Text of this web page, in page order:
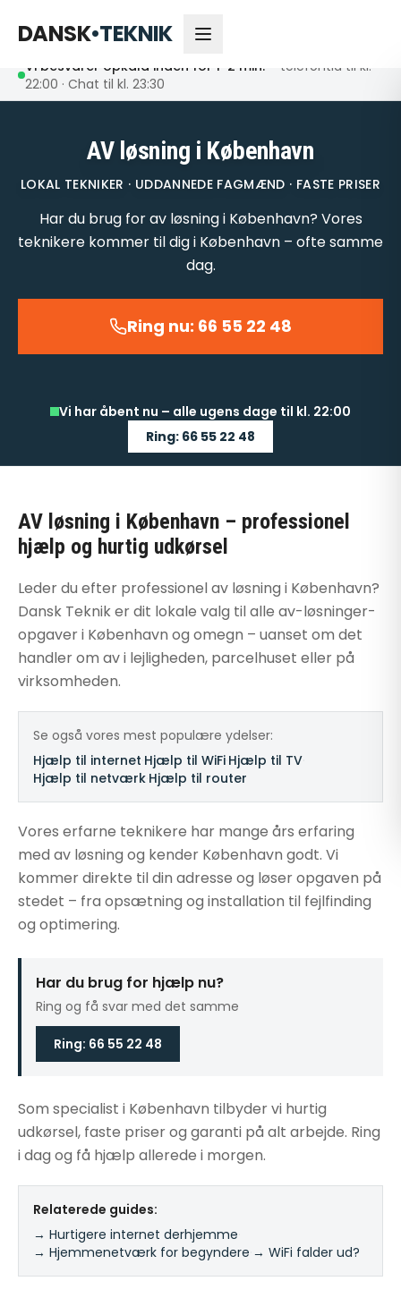
DANSK•TEKNIK
Åbent nu
Vi besvarer opkald inden for 1-2 min. – telefontid til kl.
22:00 · Chat til kl. 23:30
AV løsning i København
LOKAL TEKNIKER · UDDANNEDE FAGMÆND · FASTE PRISER
Har du brug for av løsning i København? Vores
teknikere kommer til dig i København – ofte samme
dag.
Ring nu: 66 55 22 48
Vi har åbent nu – alle ugens dage til kl. 22:00
Ring: 66 55 22 48
AV løsning i København – professionel
hjælp og hurtig udkørsel
Leder du efter professionel av løsning i København?
Dansk Teknik er dit lokale valg til alle av-løsninger-
opgaver i København og omegn – uanset om det
handler om av i lejligheden, parcelhuset eller på
virksomheden.
Se også vores mest populære ydelser:
Hjælp til internet Hjælp til WiFi Hjælp til TV
Hjælp til netværk Hjælp til router
Vores erfarne teknikere har mange års erfaring
med av løsning og kender København godt. Vi
kommer direkte til din adresse og løser opgaven på
stedet – fra opsætning og installation til fejlfinding
og optimering.
Har du brug for hjælp nu?
Ring og få svar med det samme
Ring: 66 55 22 48
Som specialist i København tilbyder vi hurtig
udkørsel, faste priser og garanti på alt arbejde. Ring
i dag og få hjælp allerede i morgen.
Relaterede guides:
→ Hurtigere internet derhjemme
→ Hjemmenetværk for begyndere → WiFi falder ud?